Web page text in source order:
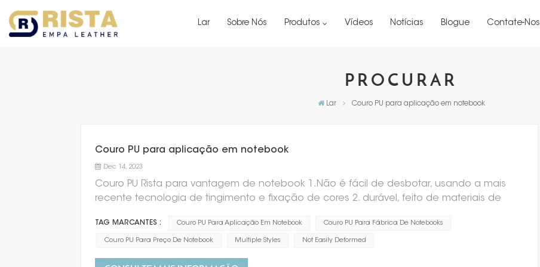
Lar Sobre Nós Produtos Vídeos Notícias Blogue Contate-Nos
PROCURAR
Lar Couro PU para aplicação em notebook
Couro PU para aplicação em notebook
Dec 14, 2023
Couro PU Rista para vantagem de notebook 1.Não é fácil de desbotar, usando a mais
recente tecnologia de tingimento e fixação de cores 2. durável, feito de materiais de
de couro, adequado para vários estilos 4. resistência a altas temperaturas, adequada
para estampagem a quente, impressão, etc., não é fácil de deformar Couro PU Rista
para exibição de produtos de notebook Tela para notebook em couro PU Rista Couro
TAG MARCANTES : Couro PU Para Aplicação Em Notebook Couro PU Para Fábrica De Notebooks
Couro PU Para Preço De Notebook Multiple Styles Not Easily Deformed